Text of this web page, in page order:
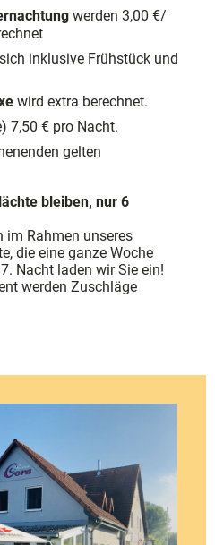
werden 3,00 €/
inklusive Frühstück und
wird extra berechnet.
7,50 € pro Nacht.
gelten
bleiben, nur 6
im Rahmen unseres
die eine ganze Woche
Nacht laden wir Sie ein!
werden Zuschläge